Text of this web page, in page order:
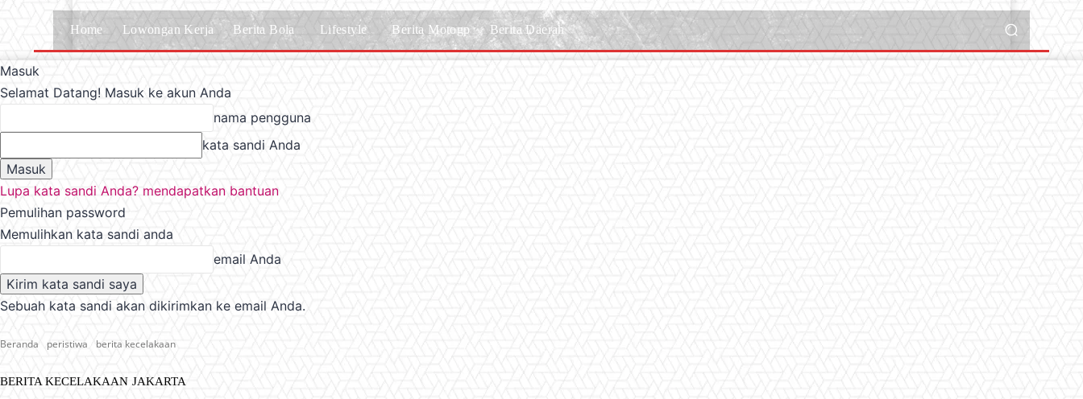
Home Lowongan Kerja Berita Bola Lifestyle Berita Motogp Berita Daerah
Masuk
Selamat Datang! Masuk ke akun Anda
nama pengguna
kata sandi Anda
Lupa kata sandi Anda? mendapatkan bantuan
Pemulihan password
Memulihkan kata sandi anda
email Anda
Sebuah kata sandi akan dikirimkan ke email Anda.
Beranda peristiwa berita kecelakaan
BERITA KECELAKAAN JAKARTA